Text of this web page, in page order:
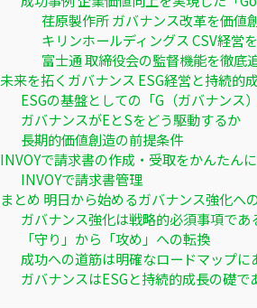
荏原製作所 ガバナンス改革を価値
キリンホールディングス CSV経営
富士通 取締役会の監督機能を徹底
未来を拓くガバナンス ESG経営と持続的
ESGの基盤としての「G（ガバナンス）
ガバナンスがEとSをどう駆動するか
長期的価値創造の前提条件
INVOYで請求書の作成・受取をかんたんに
INVOYで請求書管理
まとめ 明日から始めるガバナンス強化へ
ガバナンス強化は戦略的必須事項であ
「守り」から「攻め」への転換
成功への道筋は明確なロードマップに
ガバナンスはESGと持続的成長の礎で